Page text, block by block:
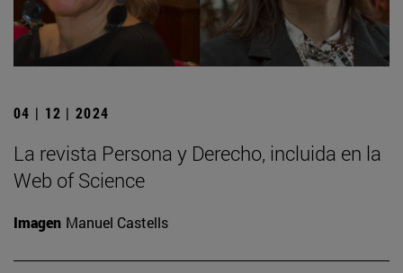
04 | 12 | 2024
La revista Persona y Derecho, incluida en la
Web of Science
Imagen Manuel Castells